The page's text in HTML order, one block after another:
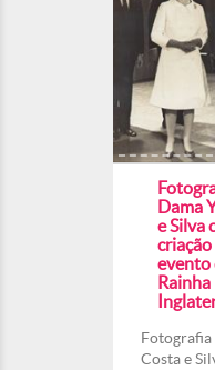
Dama
e Silva
evento
Fotografia
Costa e